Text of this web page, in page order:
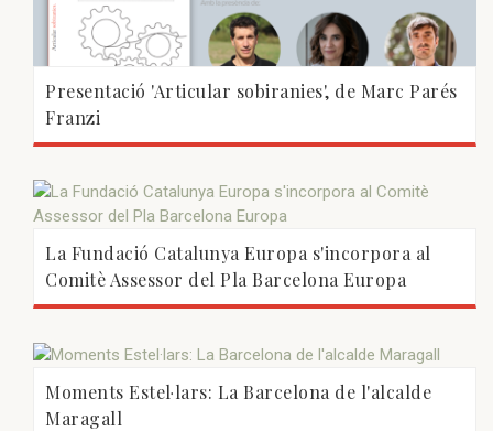
Presentació 'Articular sobiranies', de Marc Parés
Franzi
La Fundació Catalunya Europa s'incorpora al
Comitè Assessor del Pla Barcelona Europa
Moments Estel·lars: La Barcelona de l'alcalde
Maragall